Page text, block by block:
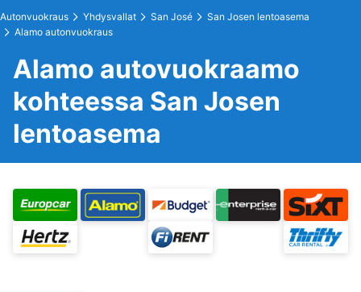
Autonvuokraus Yhdysvallat San José
San Josen lentoasema
Alamo autonvuokraus
Alamo autovuokraamo
kohteessa San Josen
lentoasema